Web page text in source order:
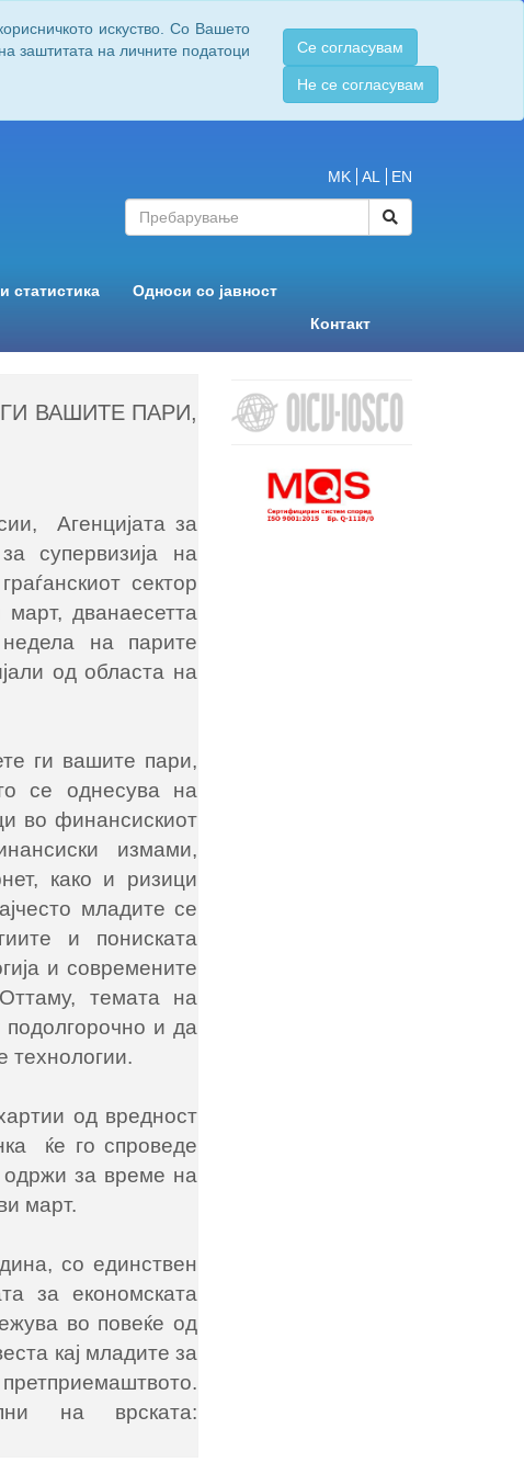
искуство. Со Вашето
заштитата на личните податоци
Се согласувам
Не се согласувам
MK AL EN
статистика
Односи со јавност
Контакт
ВАШИТЕ ПАРИ,
Агенцијата за
супервизија на
сектор
дванаесетта
на парите
од областа на
ги вашите пари,
се однесува на
во финансискиот
измами,
како и ризици
младите се
и пониската
и современите
темата на
и да
технологии.
од вредност
ќе го спроведе
одржи за време на
март.
со единствен
за економската
во повеќе од
кај младите за
на врската: